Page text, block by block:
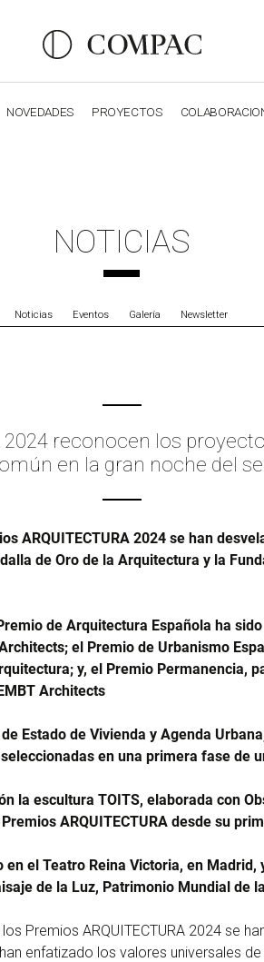
NOVEDADES PROYECTOS
NOTICIAS
Noticias Eventos Galería Newsletter
2024 reconocen los
en la gran noche del
ARQUITECTURA 2024 se han
de Oro de la Arquitectura y la
de Arquitectura Española ha
el Premio de Urbanismo
y, el Premio Permanencia,
Architects
Estado de Vivienda y Agenda
en una primera fase de
la escultura TOITS, elaborada con
ARQUITECTURA desde su
el Teatro Reina Victoria, en
de la Luz, Patrimonio Mundial de la
Premios ARQUITECTURA 2024 se
enfatizado los valores universales